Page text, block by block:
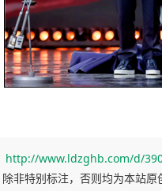
http://www.ldzghb.com/d/
除非特别标注，否则均为本站原